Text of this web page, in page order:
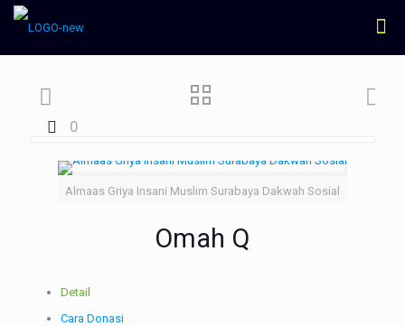
0
Almaas Griya Insani Muslim Surabaya Dakwah Sosial
Omah Q
Detail
Cara Donasi